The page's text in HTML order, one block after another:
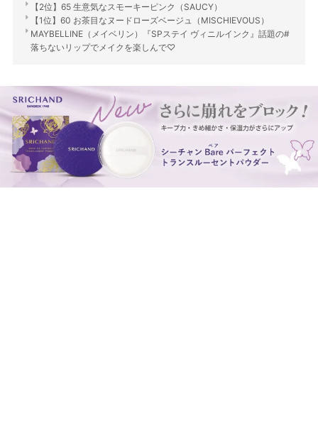
【2位】65 生意気なスモーキーピンク（SAUCY）
【1位】60 お茶目なヌードローズベージュ（MISCHIEVOUS）
MAYBELLINE（メイベリン）『SPステイ ヴィニルインク』話題の#
落ちないリップでメイクを楽しんで♡